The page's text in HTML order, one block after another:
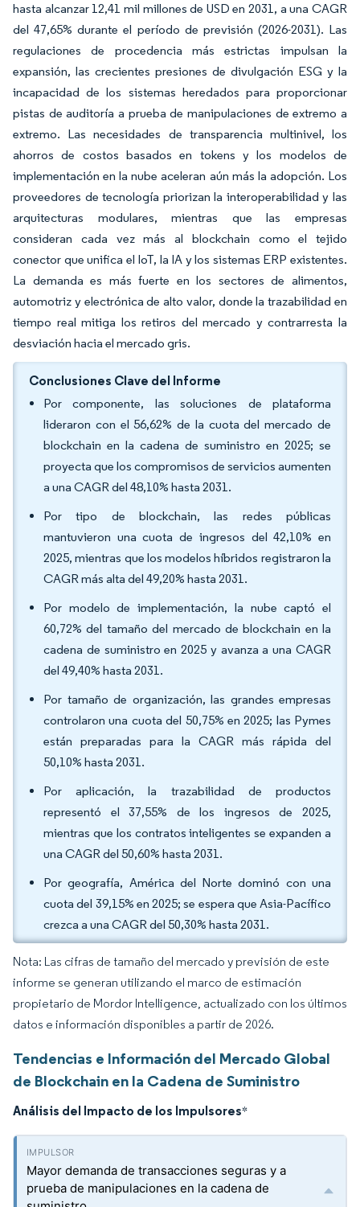
hasta alcanzar 12,41 mil millones de USD en 2031, a una CAGR
del 47,65% durante el período de previsión (2026-2031). Las
regulaciones de procedencia más estrictas impulsan la
expansión, las crecientes presiones de divulgación ESG y la
incapacidad de los sistemas heredados para proporcionar
pistas de auditoría a prueba de manipulaciones de extremo a
extremo. Las necesidades de transparencia multinivel, los
ahorros de costos basados en tokens y los modelos de
implementación en la nube aceleran aún más la adopción. Los
proveedores de tecnología priorizan la interoperabilidad y las
arquitecturas modulares, mientras que las empresas
consideran cada vez más al blockchain como el tejido
conector que unifica el IoT, la IA y los sistemas ERP existentes.
La demanda es más fuerte en los sectores de alimentos,
automotriz y electrónica de alto valor, donde la trazabilidad en
tiempo real mitiga los retiros del mercado y contrarresta la
desviación hacia el mercado gris.
Conclusiones Clave del Informe
Por componente, las soluciones de plataforma
lideraron con el 56,62% de la cuota del mercado de
blockchain en la cadena de suministro en 2025; se
proyecta que los compromisos de servicios aumenten
a una CAGR del 48,10% hasta 2031.
Por tipo de blockchain, las redes públicas
mantuvieron una cuota de ingresos del 42,10% en
2025, mientras que los modelos híbridos registraron la
CAGR más alta del 49,20% hasta 2031.
Por modelo de implementación, la nube captó el
60,72% del tamaño del mercado de blockchain en la
cadena de suministro en 2025 y avanza a una CAGR
del 49,40% hasta 2031.
Por tamaño de organización, las grandes empresas
controlaron una cuota del 50,75% en 2025; las Pymes
están preparadas para la CAGR más rápida del
50,10% hasta 2031.
Por aplicación, la trazabilidad de productos
representó el 37,55% de los ingresos de 2025,
mientras que los contratos inteligentes se expanden a
una CAGR del 50,60% hasta 2031.
Por geografía, América del Norte dominó con una
cuota del 39,15% en 2025; se espera que Asia-Pacífico
crezca a una CAGR del 50,30% hasta 2031.
Nota: Las cifras de tamaño del mercado y previsión de este
informe se generan utilizando el marco de estimación
propietario de Mordor Intelligence, actualizado con los últimos
datos e información disponibles a partir de 2026.
Tendencias e Información del Mercado Global
de Blockchain en la Cadena de Suministro
Análisis del Impacto de los Impulsores*
Mayor demanda de transacciones seguras y a
prueba de manipulaciones en la cadena de